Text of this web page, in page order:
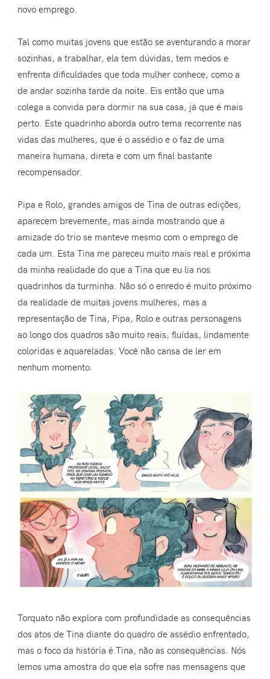
novo emprego.
Tal como muitas jovens que estão se aventurando a morar
sozinhas, a trabalhar, ela tem dúvidas, tem medos e
enfrenta dificuldades que toda mulher conhece, como a
de andar sozinha tarde da noite. Eis então que uma
colega a convida para dormir na sua casa, já que é mais
perto. Este quadrinho aborda outro tema recorrente nas
vidas das mulheres, que é o assédio e o faz de uma
maneira humana, direta e com um final bastante
recompensador.
Pipa e Rolo, grandes amigos de Tina de outras edições,
aparecem brevemente, mas ainda mostrando que a
amizade do trio se manteve mesmo com o emprego de
cada um. Esta Tina me pareceu muito mais real e próxima
da minha realidade do que a Tina que eu lia nos
quadrinhos da turminha. Não só o enredo é muito próximo
da realidade de muitas jovens mulheres, mas a
representação de Tina, Pipa, Rolo e outras personagens
ao longo dos quadros são muito reais, fluídas, lindamente
coloridas e aquareladas. Você não cansa de ler em
nenhum momento.
Torquato não explora com profundidade as consequências
dos atos de Tina diante do quadro de assédio enfrentado,
mas o foco da história é Tina, não as consequências. Nós
lemos uma amostra do que ela sofre nas mensagens que